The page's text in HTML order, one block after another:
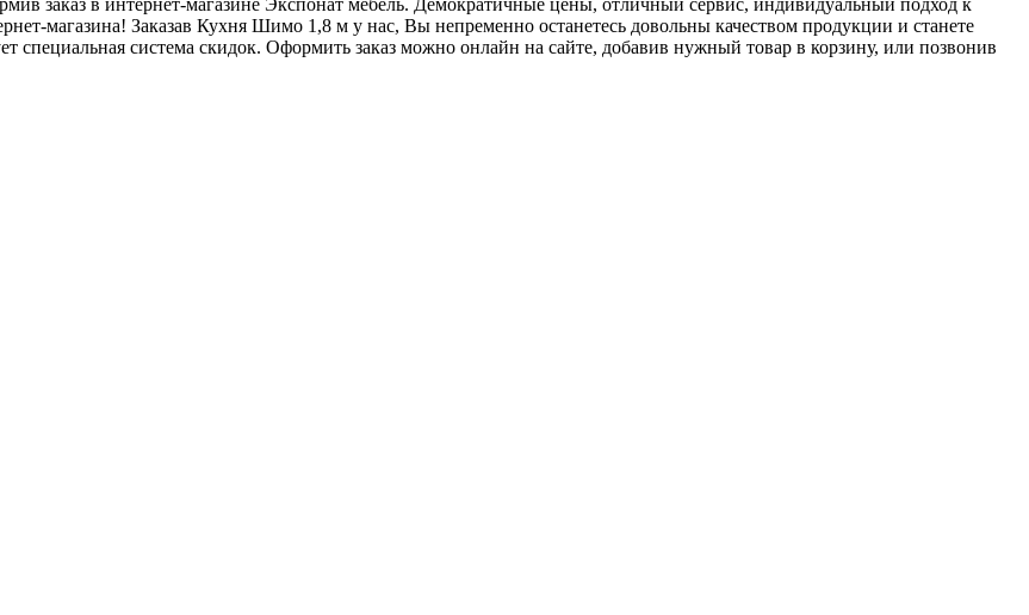
магазина! Заказав Кухня Шимо 1,8 м у нас, Вы непременно останетесь довольны качеством продукции и станете
специальная система скидок. Оформить заказ можно онлайн на сайте, добавив нужный товар в корзину, или позвонив